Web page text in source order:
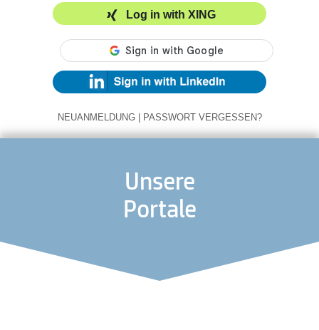
Log in with XING
NEUANMELDUNG | PASSWORT VERGESSEN?
Unsere
Portale